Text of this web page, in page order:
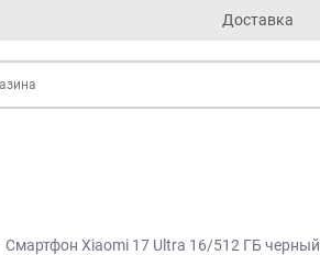
Доставка
Смартфон Xiaomi 17 Ultra 16/512 ГБ черный